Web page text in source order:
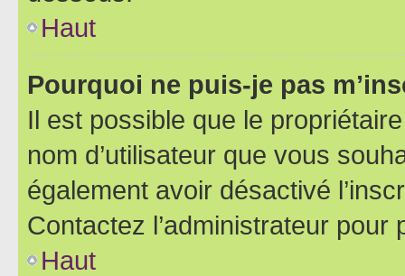
Haut
Pourquoi ne puis-je pas
Il est possible que le
nom d’utilisateur que vous
également avoir désactivé
Contactez l’administrateur
Haut